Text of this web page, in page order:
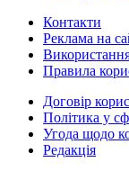
Контакти
Реклама на
Правила
Договір
Політика у
Угода щодо
Редакція